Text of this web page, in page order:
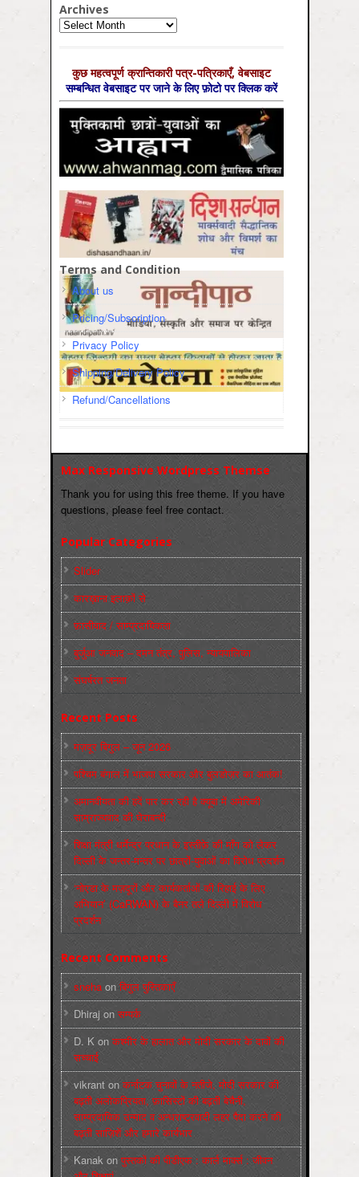
Archives
Archives
कुछ महत्‍वपूर्ण क्रान्तिकारी पत्र-पत्रिकाएँ, वेबसाइट
सम्‍बन्धित वेबसाइट पर जाने के लिए फ़ोटो पर क्लिक करें
Terms and Condition
About us
Pricing/Subscription
Privacy Policy
Shipping/Delivery Policy
Refund/Cancellations
Max Responsive Wordpress Themse
Thank you for using this free theme. If you have
questions, please feel free contact.
Popular Categories
Slider
कारख़ाना इलाक़ों से
फ़ासीवाद / साम्‍प्रदायिकता
बुर्जुआ जनवाद – दमन तंत्र, पुलिस, न्‍यायपालिका
संघर्षरत जनता
Recent Posts
मज़दूर बिगुल – जून 2026
पश्चिम बंगाल में भाजपा सरकार और बुलडोज़र का आतंक!
अमानवीयता की हदें पार कर रही है क्यूबा में अमेरिकी
साम्राज्यवाद की घेराबन्दी
शिक्षा मंत्री धर्मेन्द्र प्रधान के इस्तीफ़े की माँग को लेकर
दिल्ली के जन्तर-मन्तर पर छात्रों-युवाओं का विरोध प्रदर्शन
‘नोएडा के मज़दूरों और कार्यकर्ताओं की रिहाई के लिए
अभियान’ (CaRWAN) के बैनर तले दिल्ली में विरोध
प्रदर्शन
Recent Comments
sneha on बिगुल पुस्तिकाएँ
Dhiraj on सम्पर्क
D. K on कश्मीर के हालात और मोदी सरकार के दावों की
सच्चाई
vikrant onकर्नाटक चुनावों के नतीजे, मोदी सरकार की
बढ़ती अलोकप्रियता, फ़ासिस्टों की बढ़ती बेचैनी,
साम्प्रदायिक उन्माद व अन्धराष्ट्रवादी लहर पैदा करने की
बढ़ती साज़िशें और हमारे कार्यभार
Kanak onपुस्‍तकों की पीडीएफ : कार्ल मार्क्‍स : जीवन